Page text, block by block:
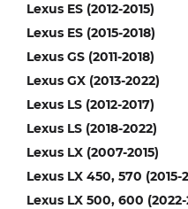
Lexus ES (2012-2015)
Lexus ES (2015-2018)
Lexus GS (2011-2018)
Lexus GX (2013-2022)
Lexus LS (2012-2017)
Lexus LS (2018-2022)
Lexus LX (2007-2015)
Lexus LX 450, 570 (2015-
Lexus LX 500, 600